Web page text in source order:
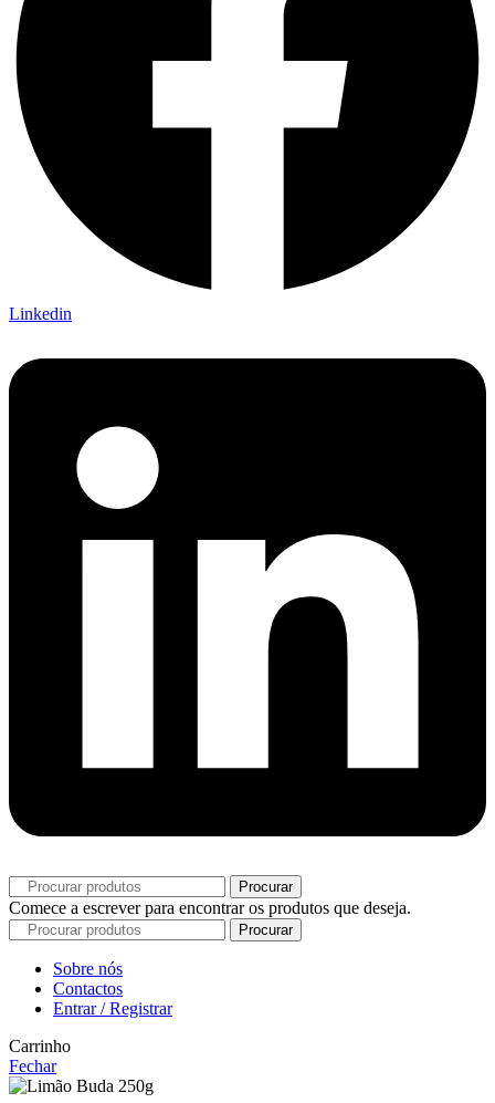
Linkedin
Procurar
Comece a escrever para encontrar os produtos que deseja.
Procurar
Sobre nós
Contactos
Entrar / Registrar
Carrinho
Fechar